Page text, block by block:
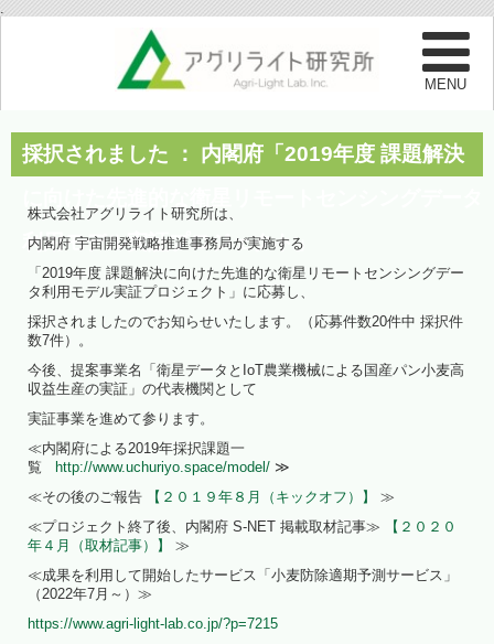
.
採択されました ： 内閣府「2019年度 課題解決
利用モデル実証プロジェクト」
株式会社アグリライト研究所は、
内閣府 宇宙開発戦略推進事務局が実施する
「2019年度 課題解決に向けた先進的な衛星リモートセンシングデー
タ利用モデル実証プロジェクト」に応募し、
採択されましたのでお知らせいたします。（応募件数20件中 採択件
数7件）。
今後、提案事業名「衛星データとIoT農業機械による国産パン小麦高
収益生産の実証」の代表機関として
実証事業を進めて参ります。
≪内閣府による2019年採択課題一
覧
http://www.uchuriyo.space/model/ ≫
≪その後のご報告
【２０１９年８月（キックオフ）】
≫
≪プロジェクト終了後、内閣府 S-NET 掲載取材記事≫
【２０２０
年４月（取材記事）】
≫
≪成果を利用して開始したサービス「小麦防除適期予測サービス」
（2022年7月～）≫
https://www.agri-light-lab.co.jp/?p=7215